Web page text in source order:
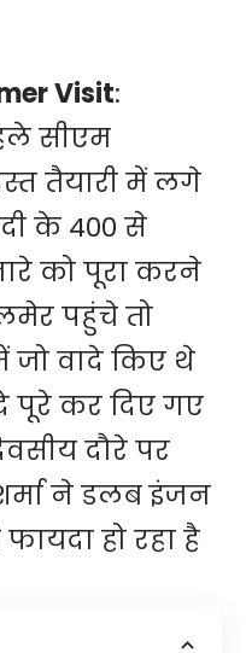
Visit:
सीएम
तैयारी में लगे
के 400 से
को पूरा करने
पहुंचे तो
जो वादे किए थे
पूरे कर दिए गए
दौरे पर
ने डलब इंजन
हो रहा है